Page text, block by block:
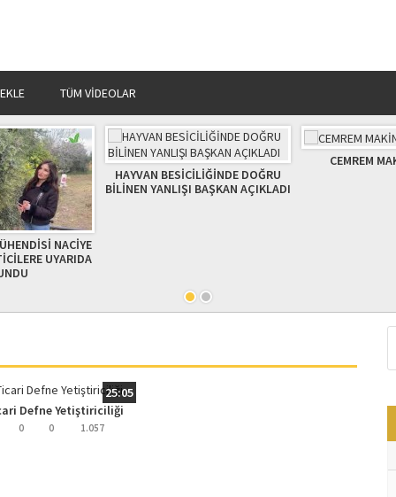
TÜM VIDEOLAR
DOĞRU
BAŞKAN AÇIKLADI
CEMREM MAKİNA SANAYİ Verimli
25:05
Defne Yetiştiriciliği
0 0 1.057